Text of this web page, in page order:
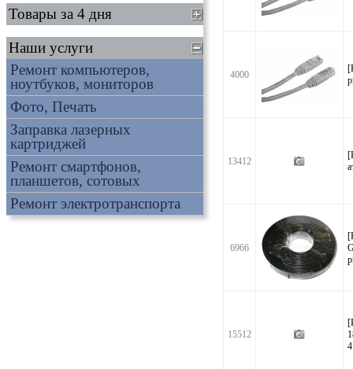
4000
13412
6966
15512
Товары за 4 дня
Наши услуги
Ремонт компьютеров,
ноутбуков, мониторов
Фото, Печать
Заправка лазерных
картриджей
Ремонт смартфонов,
планшетов, сотовых
Ремонт электротранспорта